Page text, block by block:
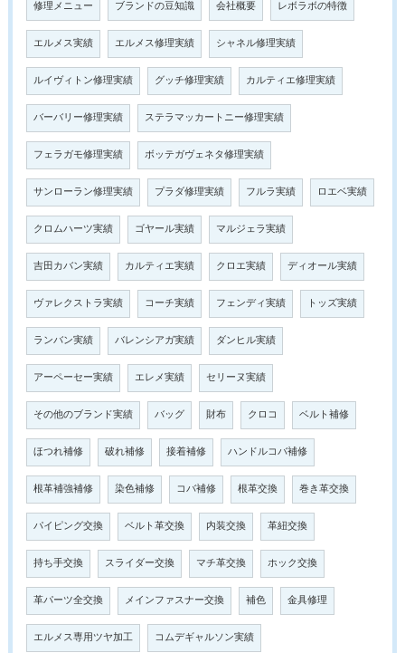
修理メニュー ブランドの豆知識 会社概要 レボラボの特徴
エルメス実績 エルメス修理実績 シャネル修理実績
ルイヴィトン修理実績 グッチ修理実績 カルティエ修理実績
バーバリー修理実績 ステラマッカートニー修理実績
フェラガモ修理実績 ボッテガヴェネタ修理実績
サンローラン修理実績 プラダ修理実績 フルラ実績 ロエベ実績
クロムハーツ実績 ゴヤール実績 マルジェラ実績
吉田カバン実績 カルティエ実績 クロエ実績 ディオール実績
ヴァレクストラ実績 コーチ実績 フェンディ実績 トッズ実績
ランバン実績 バレンシアガ実績 ダンヒル実績
アーペーセー実績 エレメ実績 セリーヌ実績
その他のブランド実績 バッグ 財布 クロコ ベルト補修
ほつれ補修 破れ補修 接着補修 ハンドルコバ補修
根革補強補修 染色補修 コバ補修 根革交換 巻き革交換
パイピング交換 ベルト革交換 内装交換 革紐交換
持ち手交換 スライダー交換 マチ革交換 ホック交換
革パーツ全交換 メインファスナー交換 補色 金具修理
エルメス専用ツヤ加工 コムデギャルソン実績